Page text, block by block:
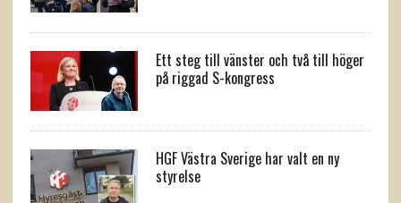
Ett steg till vänster och två till höger
på riggad S-kongress
HGF Västra Sverige har valt en ny
styrelse